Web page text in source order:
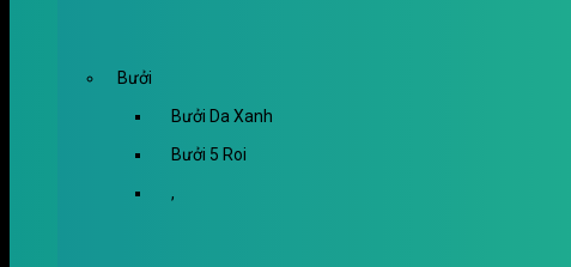
Bưởi
Bưởi Da Xanh
Bưởi 5 Roi
,